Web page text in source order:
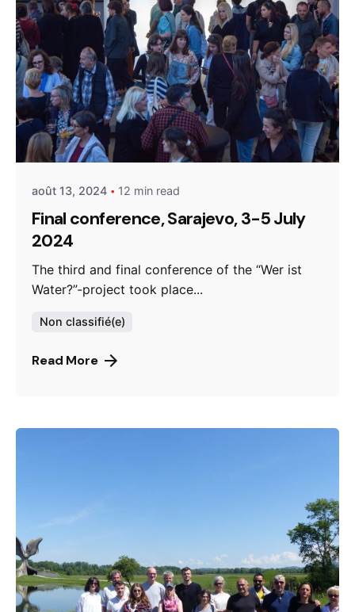
Posted by
admin
août 13, 2024 12 min read
Final conference, Sarajevo, 3-5 July
2024
The third and final conference of the “Wer ist
Water?”-project took place...
Non classifié(e)
Read More